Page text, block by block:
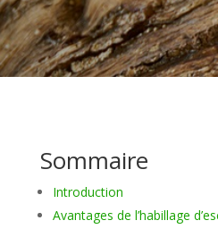
Sommaire
Introduction
Avantages de l’habillage